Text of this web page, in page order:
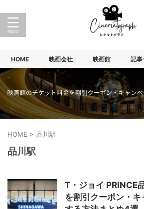
HOME 映画会社 映画館 記事
HOME > 品川駅
品川駅
T・ジョイ PRINCE
を割引クーポン・キ